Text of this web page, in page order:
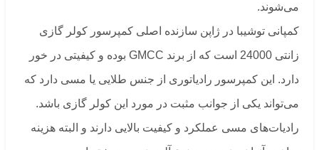
می‌شوند.
کمپانی توشیبا در ژاپن سازنده اصلی کمپرسور کولر گازی
زانتی 24000 است که از برند GMCC بوده و کیفیتی در خور
دارد. این کمپرسور رادیاتوری از جنس طلایی یا مسی دارد که
می‌تواند یکی از جوانب مثبت در مورد این کولر گازی باشد.
رادیات‌های مسی عملکرد و کیفیت بالایی دارند و البته هزینه